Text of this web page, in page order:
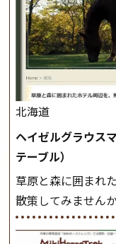
北海道
ヘイゼルグラウス
テーブル）
草原と森に囲まれ
散策してみませんか